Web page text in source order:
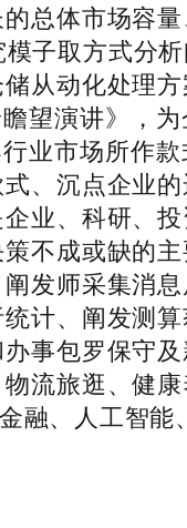
总体市场容
子取方式分
从动化处理
望演讲》，
业市场所作款
、沉点企业
业、科研、
不成或缺的
发师采集消
计、阐发测
事包罗保守
流旅逛、健
、人工智能